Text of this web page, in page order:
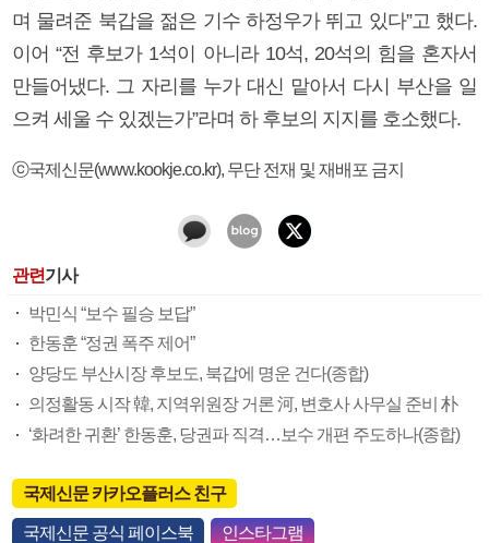
며 물려준 북갑을 젊은 기수 하정우가 뛰고 있다”고 했다.
이어 “전 후보가 1석이 아니라 10석, 20석의 힘을 혼자서
만들어냈다. 그 자리를 누가 대신 맡아서 다시 부산을 일
으켜 세울 수 있겠는가”라며 하 후보의 지지를 호소했다.
ⓒ국제신문(www.kookje.co.kr), 무단 전재 및 재배포 금지
관련기사
박민식 “보수 필승 보답”
한동훈 “정권 폭주 제어”
양당도 부산시장 후보도, 북갑에 명운 건다(종합)
의정활동 시작 韓, 지역위원장 거론 河, 변호사 사무실 준비 朴
‘화려한 귀환’ 한동훈, 당권파 직격…보수 개편 주도하나(종합)
국제신문 카카오플러스 친구
국제신문 공식 페이스북 인스타그램